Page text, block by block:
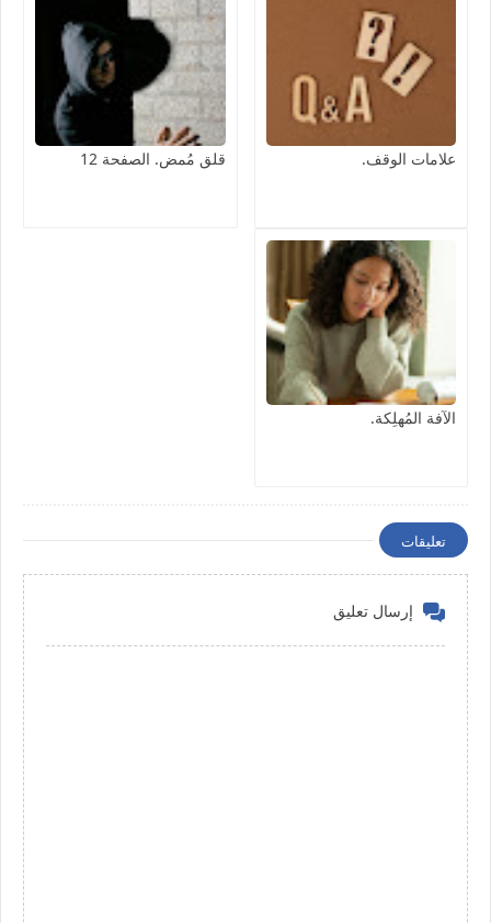
علامات الوقف. قلق مُمض. الصفحة 12
الآفة المُهلِكة.
تعليقات
إرسال تعليق